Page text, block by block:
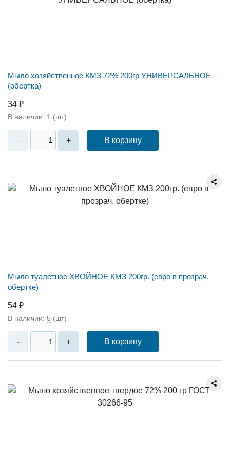
Мыло хозяйственное КМЗ 72% 200гр УНИВЕРСАЛЬНОЕ
(обертка)
34 ₽
В наличии: 1 (шт)
- + В корзину
Мыло туалетное ХВОЙНОЕ КМЗ 200гр. (евро в прозрач.
обертке)
54 ₽
В наличии: 5 (шт)
- + В корзину